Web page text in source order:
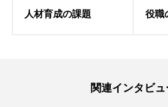
体験入社のご案内
人材育成の課題 役職
関連インタビュ